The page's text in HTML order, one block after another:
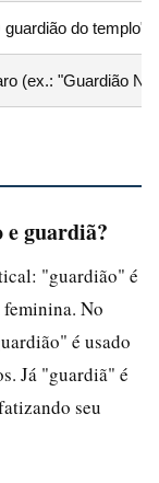
guardião do templo"
(ex.: "Guardião
guardiã?
"guardião" é
No
é usado
Já "guardiã" é
seu